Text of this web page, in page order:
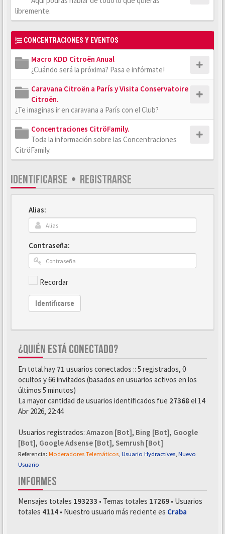
libremente.
CONCENTRACIONES Y EVENTOS
Macro KDD Citroën Anual
¿Cuándo será la próxima? Pasa e infórmate!
Caravana Citroën a París y Visita Conservatoire
Citroën.
¿Te imaginas ir en caravana a París con el Club?
Concentraciones CitröFamily.
Toda la información sobre las Concentraciones
CitröFamily.
IDENTIFICARSE • REGISTRARSE
Alias:
Contraseña:
Recordar
Identificarse
¿QUIÉN ESTÁ CONECTADO?
En total hay 71 usuarios conectados :: 5 registrados, 0
ocultos y 66 invitados (basados en usuarios activos en los
últimos 5 minutos)
La mayor cantidad de usuarios identificados fue 27368 el 14
Abr 2026, 22:44
Usuarios registrados: Amazon [Bot], Bing [Bot], Google
[Bot], Google Adsense [Bot], Semrush [Bot]
Referencia: Moderadores Telemáticos Usuario Hydractives Nuevo
Usuario
INFORMES
Mensajes totales 193233 • Temas totales 17269 • Usuarios
totales 4114 • Nuestro usuario más reciente es Craba